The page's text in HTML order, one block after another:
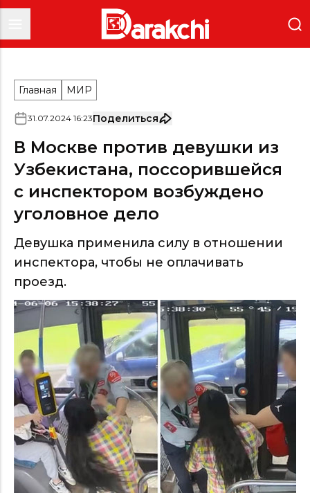
Главная МИР
31.07.2024 16:23Поделиться
В Москве против девушки из
Узбекистана, поссорившейся
с инспектором возбуждено
уголовное дело
Девушка применила силу в отношении
инспектора, чтобы не оплачивать
проезд.